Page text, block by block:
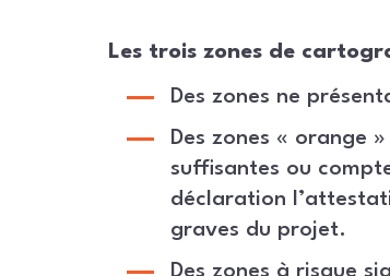
Les trois zones de
Des zones ne
Des zones « orange
suffisantes ou
déclaration
graves du projet.
Des zones à risque